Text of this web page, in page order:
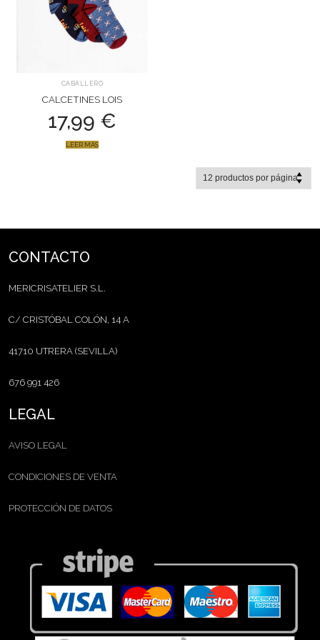
CABALLERO
CALCETINES LOIS
17,99 €
LEER MÁS
CONTACTO
MERICRISATELIER S.L.
C/ CRISTÓBAL COLÓN, 14 A
41710 UTRERA (SEVILLA)
676 991 426
LEGAL
AVISO LEGAL
CONDICIONES DE VENTA
PROTECCIÓN DE DATOS